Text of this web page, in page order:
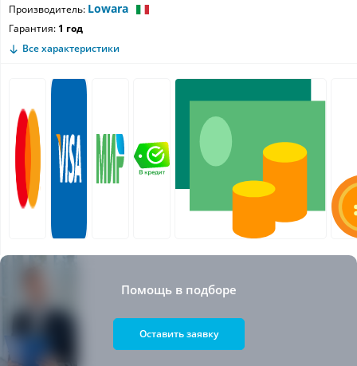
Производитель: Lowara
Гарантия: 1 год
Все характеристики
Помощь в подборе
Оставить заявку